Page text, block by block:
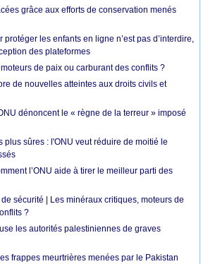
grâce aux efforts de conservation menés
protéger les enfants en ligne n’est pas d’interdire,
des plateformes
de paix ou carburant des conflits ?
de nouvelles atteintes aux droits civils et
dénoncent le « règne de la terreur » imposé
plus sûres : l'ONU veut réduire de moitié le
l’ONU aide à tirer le meilleur parti des
sécurité | Les minéraux critiques, moteurs de
?
les autorités palestiniennes de graves
frappes meurtrières menées par le Pakistan